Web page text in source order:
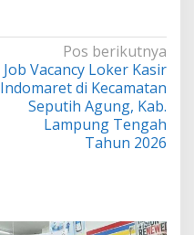
Pos berikutnya
Job Vacancy Loker Kasir
Indomaret di Kecamatan
Seputih Agung, Kab.
Lampung Tengah
Tahun 2026